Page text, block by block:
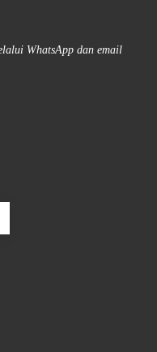
WhatsApp dan email